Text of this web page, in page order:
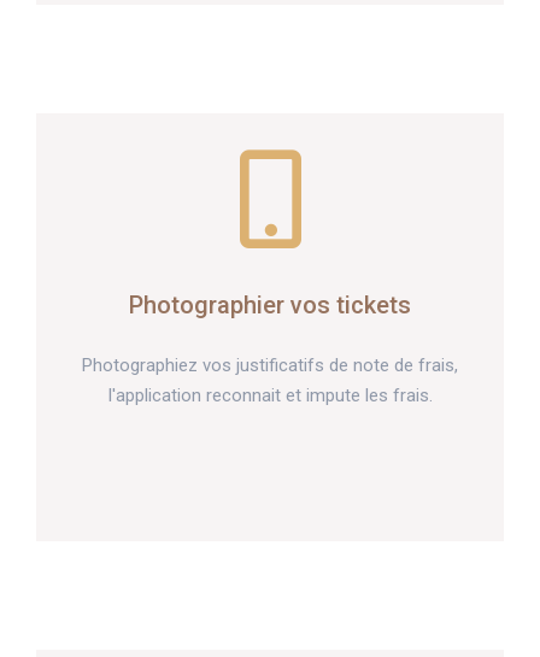
Photographier vos tickets
Photographiez vos justificatifs de note de frais,
l'application reconnait et impute les frais.